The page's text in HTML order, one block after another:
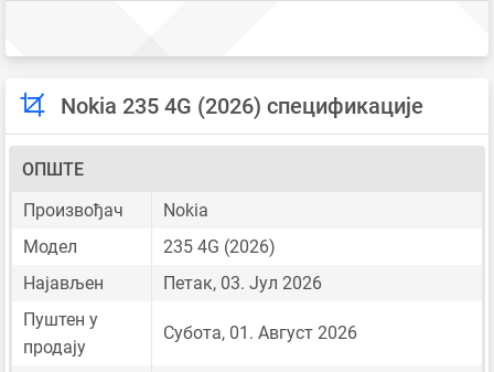
Nokia 235 4G (2026) спецификације
ОПШТЕ
Произвођач
Nokia
Модел
235 4G (2026)
Најављен
Петак, 03. Јул 2026
Пуштен у
продају
Субота, 01. Август 2026